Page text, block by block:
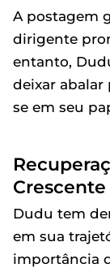
A postagem
dirigente
entanto,
deixar
se em seu
Dudu tem
em sua
importância